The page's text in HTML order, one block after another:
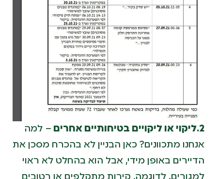
2.ליקוי או ליקויים בטיחותיים אחרים
– למה
אנחנו מתכוונים? כאן הבניין לא בהכרח מסכן את
הדיירים באופן מידי, אבל הוא בהחלט לא ראוי
למגורים. לדוגמה, קירות מתקלפים או רטובים